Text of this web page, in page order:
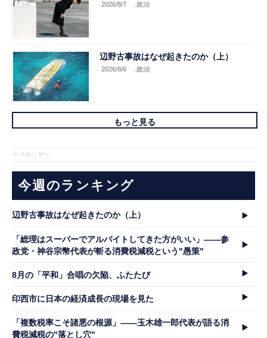
2026/8/7 .政治
辺野古事故はなぜ起きたのか（上）
2026/8/6 .政治
もっと見る
※ スポンサー
今週のランキング
辺野古事故はなぜ起きたのか（上）
「総理はスーパーでアルバイトしてきた方がいい」――参
政党・神谷宗幣代表が斬る消費税減税という"愚策"
8月の「平和」合唱の欠陥、ふたたび
印西市に日本の経済成長の現場を見た
「複数税率こそ諸悪の根源」――玉木雄一郎代表が語る消
費税減税の"落とし穴"